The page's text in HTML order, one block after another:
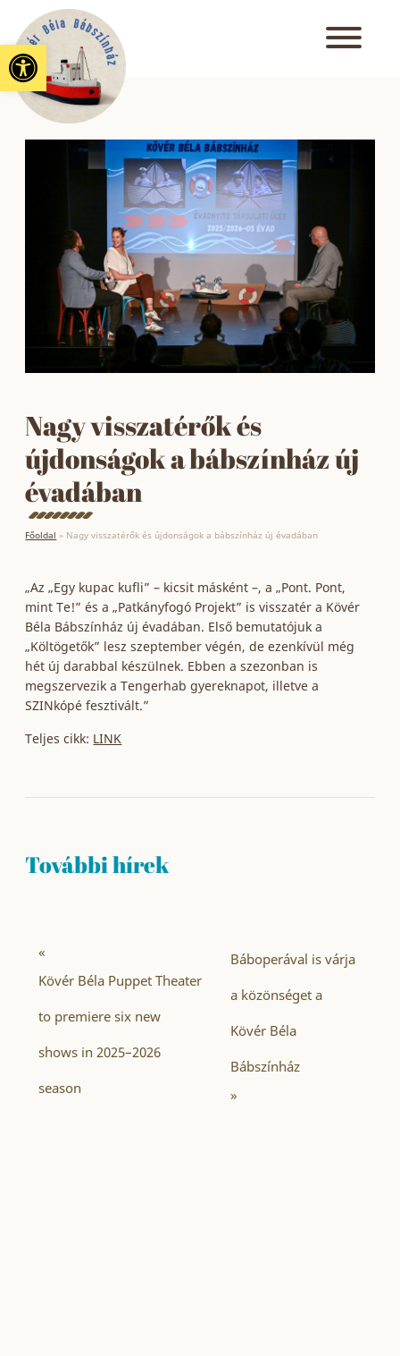
Eszköztár megnyitása
Nagy visszatérők és
újdonságok a bábszínház új
évadában
Főoldal » Nagy visszatérők és újdonságok a bábszínház új évadában
„Az „Egy kupac kufli” – kicsit másként –, a „Pont. Pont,
mint Te!” és a „Patkányfogó Projekt” is visszatér a Kövér
Béla Bábszínház új évadában. Első bemutatójuk a
„Költögetők” lesz szeptember végén, de ezenkívül még
hét új darabbal készülnek. Ebben a szezonban is
megszervezik a Tengerhab gyereknapot, illetve a
SZINkópé fesztivált.”
Teljes cikk: LINK
További hírek
«
Kövér Béla Puppet Theater
to premiere six new
shows in 2025–2026
season
Báboperával is várja
a közönséget a
Kövér Béla
Bábszínház
»